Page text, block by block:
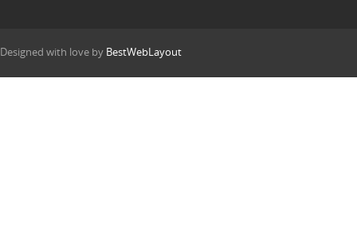
Designed with love by BestWebLayout